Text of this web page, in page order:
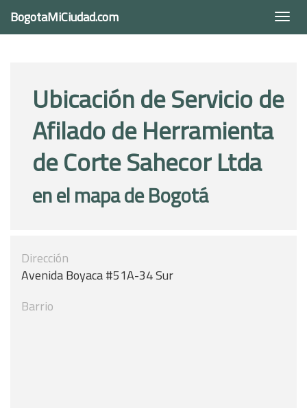
BogotaMiCiudad.com
Ubicación de Servicio de
Afilado de Herramienta
de Corte Sahecor Ltda
en el mapa de Bogotá
Dirección
Avenida Boyaca #51A-34 Sur
Barrio